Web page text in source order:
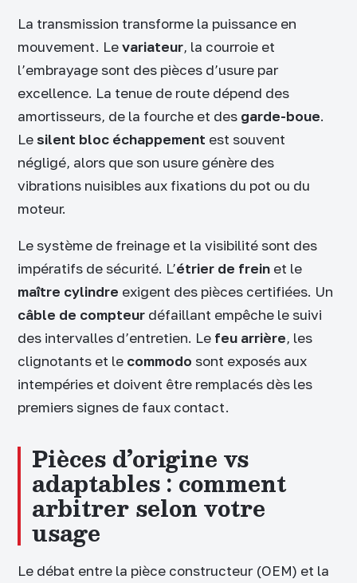
La transmission transforme la puissance en
mouvement. Levariateur, la courroie et
l’embrayage sont des pièces d’usure par
excellence. La tenue de route dépend des
amortisseurs, de la fourche et des garde-boue.
Lesilent bloc échappement est souvent
négligé, alors que son usure génère des
vibrations nuisibles aux fixations du pot ou du
moteur.
Le système de freinage et la visibilité sont des
impératifs de sécurité. L’étrier de frein et le
maître cylindre exigent des pièces certifiées. Un
câble de compteur défaillant empêche le suivi
des intervalles d’entretien. Le feu arrière, les
clignotants et le commodo sont exposés aux
intempéries et doivent être remplacés dès les
premiers signes de faux contact.
Pièces d’origine vs
adaptables : comment
arbitrer selon votre
usage
Le débat entre la pièce constructeur (OEM) et la